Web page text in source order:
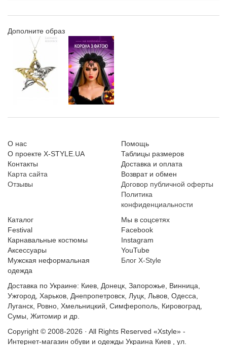
Дополните образ
О нас
О проекте X-STYLE.UA
Контакты
Карта сайта
Отзывы
Помощь
Таблицы размеров
Доставка и оплата
Возврат и обмен
Договор публичной оферты
Политика
конфиденциальности
Каталог
Festival
Карнавальные костюмы
Аксессуары
Мужская неформальная
одежда
Мы в соцсетях
Facebook
Instagram
YouTube
Блог X-Style
Доставка по Украине: Киев, Донецк, Запорожье, Винница,
Ужгород, Харьков, Днепропетровск, Луцк, Львов, Одесса,
Луганск, Ровно, Хмельницкий, Симферополь, Кировоград,
Сумы, Житомир и др.
Copyright © 2008-2026 · All Rights Reserved «Xstyle» -
Интернет-магазин обуви и одежды Украина Киев , ул.